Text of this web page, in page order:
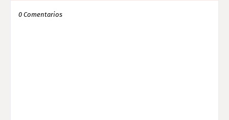
0 Comentarios